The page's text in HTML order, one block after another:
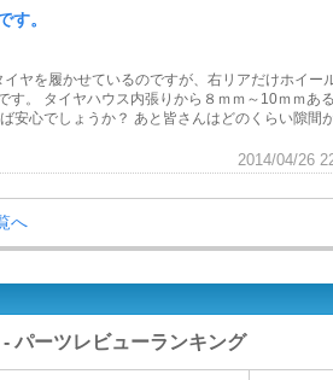
す。
ヤを履かせているのですが、右リアだけホイー
す。 タイヤハウス内張りから８ｍｍ～10ｍｍあ
安心でしょうか？ あと皆さんはどのくらい隙間
2014/04/26
へ
パーツレビューランキング